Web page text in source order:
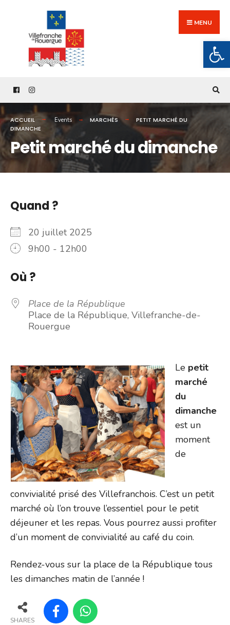
content
MENU
ACCUEIL Events MARCHÉS
PETIT MARCHÉ DU
DIMANCHE
Petit marché du dimanche
Quand ?
20 juillet 2025
9h00 - 12h00
Où ?
Place de la République
Place de la République, Villefranche-de-
Rouergue
Le petit
marché
du
dimanche
est un
moment
de
convivialité prisé des Villefranchois. C’est un petit
marché où l’on trouve l’essentiel pour le petit
déjeuner et les repas. Vous pourrez aussi profiter
d’un moment de convivialité au café du coin.
Rendez-vous sur la place de la République tous
les dimanches matin de l’année !
SHARES